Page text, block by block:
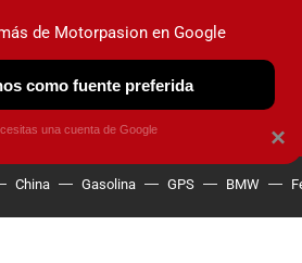
OBSERVATORIO
China Gasolina GPS BMW
×
de Motorpasion en Google
como fuente preferida
una cuenta de Google